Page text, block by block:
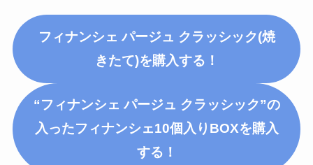
フィナンシェ パージュ クラッシック(焼
きたて)を購入する！
“フィナンシェ パージュ クラッシック”の
入ったフィナンシェ10個入りBOXを購入
する！